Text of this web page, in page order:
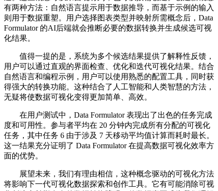
有两种方法：自然语言提示用于数据推导，而基于示例的输入
则用于数据重塑。用户选择图表类型并映射所需概念后，Data
Formulator 的AI后端就会推断必要的数据转换并生成候选可视
化结果。
值得一提的是，系统为多个候选结果提供了解释性反馈，
用户可以通过直观的界面检查、优化和迭代可视化结果。结合
自然语言和编程示例，用户可以使用熟悉的配置工具，同时获
得强大的转换功能。这种结合了人工智能和人类智慧的方法，
无疑将使数据可视化变得更加简单、高效。
在用户测试中，Data Formulator 表现出了出色的任务完成
度和可用性。参与者平均在 20 分钟内完成所有分配的可视化
任务，其中任务 6 由于涉及 7 天移动平均值计算而耗时最长。
这一结果充分证明了 Data Formulator 在提高数据可视化效率方
面的优势。
展望未来，我们有理由相信，这种概念驱动的可视化方法
将影响下一代可视化数据探索和创作工具。它有可能消除可视